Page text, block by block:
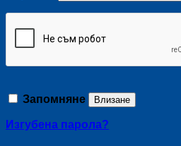
Запомняне Влизане
Изгубена парола?